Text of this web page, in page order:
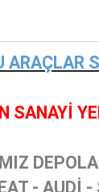
ARAÇLAR
SANAYİ
- AUDİ -